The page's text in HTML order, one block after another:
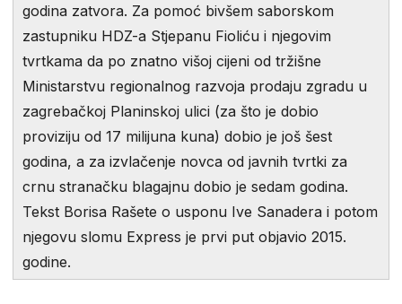
godina zatvora. Za pomoć bivšem saborskom
zastupniku HDZ-a Stjepanu Fioliću i njegovim
tvrtkama da po znatno višoj cijeni od tržišne
Ministarstvu regionalnog razvoja prodaju zgradu u
zagrebačkoj Planinskoj ulici (za što je dobio
proviziju od 17 milijuna kuna) dobio je još šest
godina, a za izvlačenje novca od javnih tvrtki za
crnu stranačku blagajnu dobio je sedam godina.
Tekst Borisa Rašete o usponu Ive Sanadera i potom
njegovu slomu Express je prvi put objavio 2015.
godine.